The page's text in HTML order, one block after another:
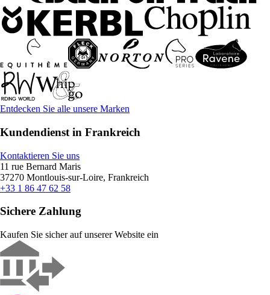
Entdecken Sie alle unsere Marken
Kundendienst in Frankreich
Kontaktieren Sie uns
11 rue Bernard Maris
37270 Montlouis-sur-Loire, Frankreich
+33 1 86 47 62 58
Sichere Zahlung
Kaufen Sie sicher auf unserer Website ein